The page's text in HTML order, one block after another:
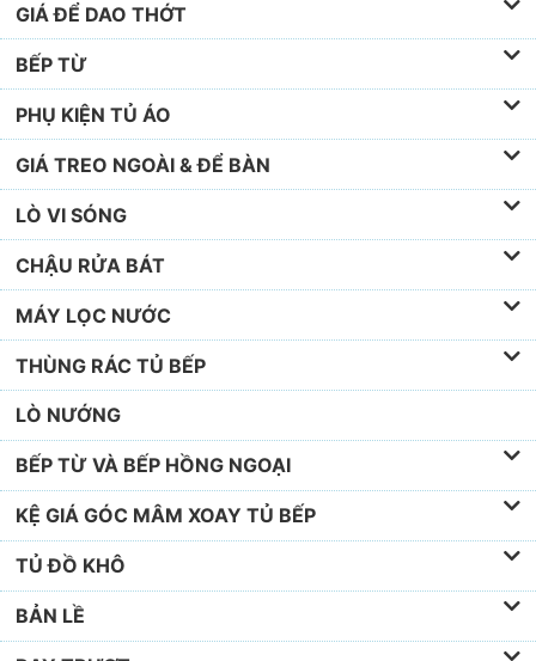
GIÁ ĐỂ DAO THỚT
BẾP TỪ
PHỤ KIỆN TỦ ÁO
GIÁ TREO NGOÀI & ĐỂ BÀN
LÒ VI SÓNG
CHẬU RỬA BÁT
MÁY LỌC NƯỚC
THÙNG RÁC TỦ BẾP
LÒ NƯỚNG
BẾP TỪ VÀ BẾP HỒNG NGOẠI
KỆ GIÁ GÓC MÂM XOAY TỦ BẾP
TỦ ĐỒ KHÔ
BẢN LỀ